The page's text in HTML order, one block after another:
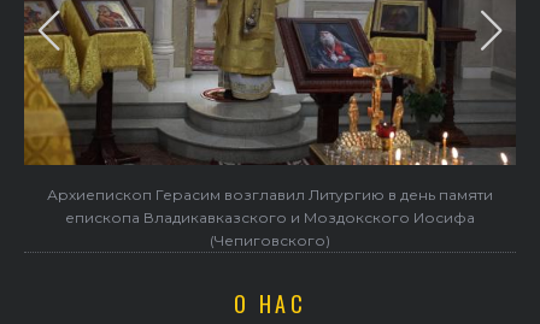
Архиепископ Герасим возглавил Литургию в день памяти
епископа Владикавказского и Моздокского Иосифа
(Чепиговского)
О НАС